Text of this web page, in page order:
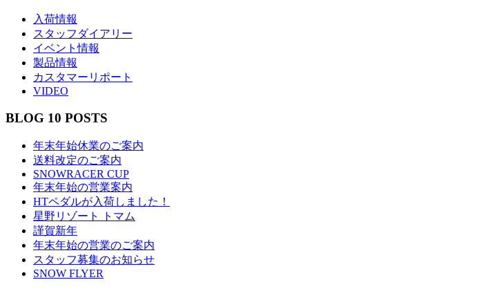
入荷情報
スタッフダイアリー
イベント情報
製品情報
カスタマーリポート
VIDEO
BLOG 10 POSTS
年末年始休業のご案内
送料改定のご案内
SNOWRACER CUP
年末年始の営業案内
HTペダルが入荷しました！
星野リゾート トマム
謹賀新年
年末年始の営業のご案内
スタッフ募集のお知らせ
SNOW FLYER